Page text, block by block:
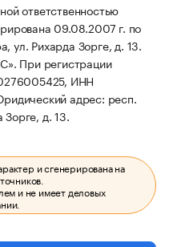
ответственностью
09.08.2007 г. по
ул. Рихарда Зорге, д. 13.
При регистрации
ИНН
адрес: респ.
Зорге, д. 13.
и сгенерирована на
и не имеет деловых